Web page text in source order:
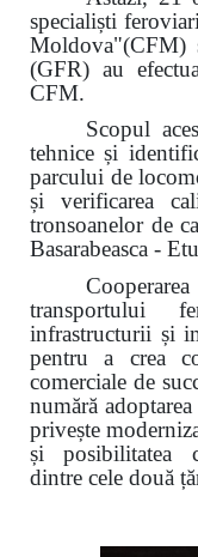
specialiști
Moldova"(CFM)
(GFR) au
CFM.
Scopul
tehnice și
parcului de
și verificarea
tronsoanelor de
Basarabeasca -
transportului
infrastructurii și
pentru a crea
comerciale de
numără
privește
și posibilitatea
dintre cele două